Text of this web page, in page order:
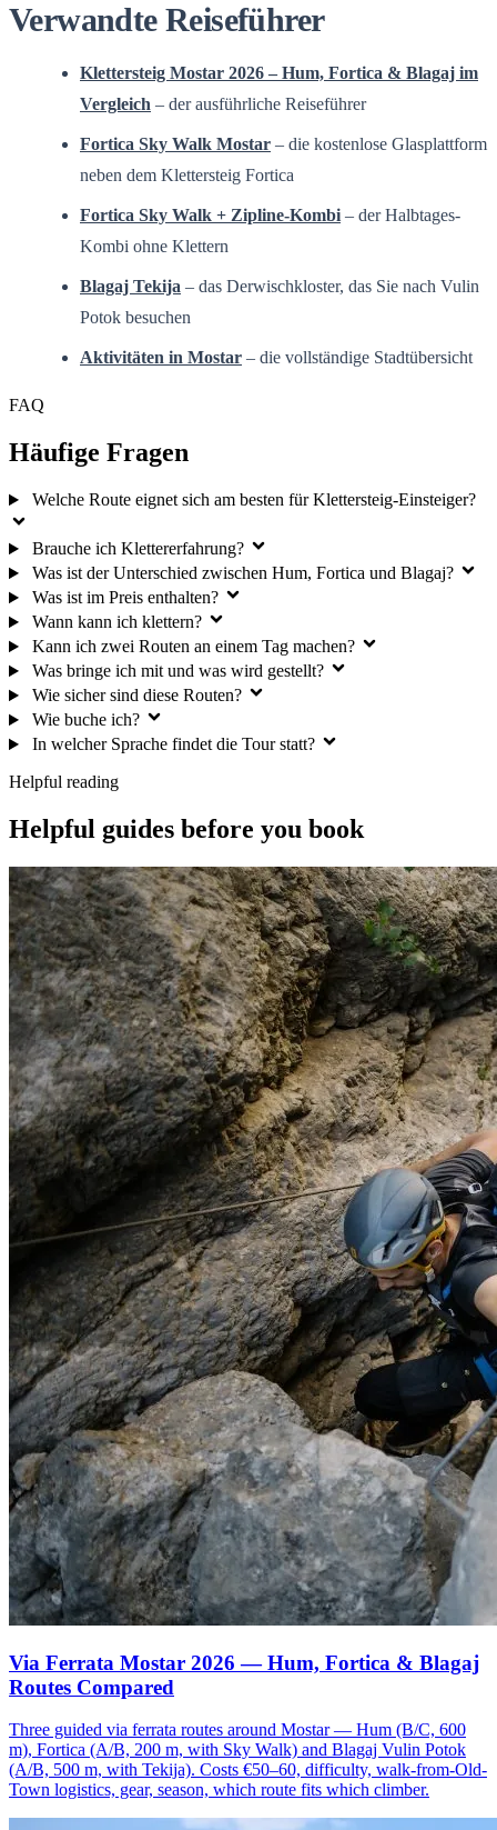
Verwandte Reiseführer
Klettersteig Mostar 2026 – Hum, Fortica & Blagaj im
Vergleich – der ausführliche Reiseführer
Fortica Sky Walk Mostar – die kostenlose Glasplattform
neben dem Klettersteig Fortica
Fortica Sky Walk + Zipline-Kombi – der Halbtages-
Kombi ohne Klettern
Blagaj Tekija – das Derwischkloster, das Sie nach Vulin
Potok besuchen
Aktivitäten in Mostar – die vollständige Stadtübersicht
FAQ
Häufige Fragen
Welche Route eignet sich am besten für Klettersteig-Einsteiger?
Brauche ich Klettererfahrung?
Was ist der Unterschied zwischen Hum, Fortica und Blagaj?
Was ist im Preis enthalten?
Wann kann ich klettern?
Kann ich zwei Routen an einem Tag machen?
Was bringe ich mit und was wird gestellt?
Wie sicher sind diese Routen?
Wie buche ich?
In welcher Sprache findet die Tour statt?
Helpful reading
Helpful guides before you book
Via Ferrata Mostar 2026 — Hum, Fortica & Blagaj
Routes Compared
Three guided via ferrata routes around Mostar — Hum (B/C, 600
m), Fortica (A/B, 200 m, with Sky Walk) and Blagaj Vulin Potok
(A/B, 500 m, with Tekija). Costs €50–60, difficulty, walk-from-Old-
Town logistics, gear, season, which route fits which climber.